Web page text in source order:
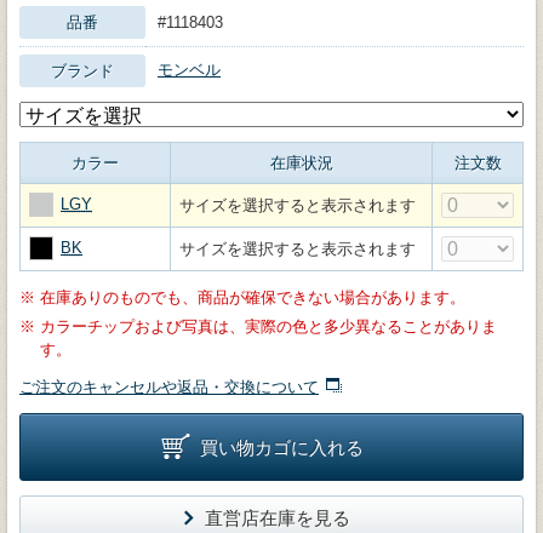
品番 #1118403
ブランド モンベル
カラー 在庫状況 注文数
LGY サイズを選択すると表示されます
BK サイズを選択すると表示されます
※ 在庫ありのものでも、商品が確保できない場合があります。
※ カラーチップおよび写真は、実際の色と多少異なることがありま
す。
ご注文のキャンセルや返品・交換について
買い物カゴに入れる
直営店在庫を見る